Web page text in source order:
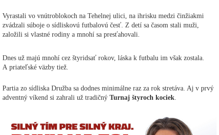
Vyrastali vo vnútroblokoch na Tehelnej ulici, na ihrisku medzi činžiakmi
zvádzali súboje o sídliskovú futbalovú česť. Z detí sa časom stali muži,
založili si vlastné rodiny a mnohí sa presťahovali.
Dnes už majú mnohí cez štyridsať rokov, láska k futbalu im však zostala.
A priateľské väzby tiež.
Partia zo sídliska Družba sa dodnes minimálne raz za rok stretáva. Aj v prvý
adventný víkend si zahrali už tradičný Turnaj štyroch kociek